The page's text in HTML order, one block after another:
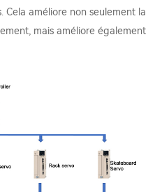
Cela améliore non seulement la
mais améliore également